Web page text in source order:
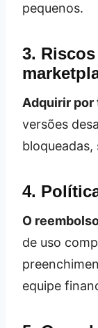
pequenos.
3.
Adquirir
versões
bloqueadas,
4.
O
de uso
equipe